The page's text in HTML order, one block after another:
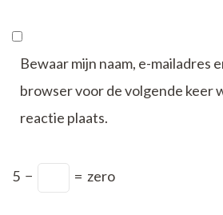
Bewaar mijn naam, e-mailadres
browser voor de volgende keer
reactie plaats.
5 − = zero